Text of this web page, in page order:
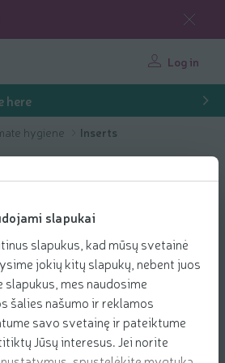
slapukai
slapukus, kad mūsų svetainė
jokių kitų slapukų, nebent juos
mes naudosime
šalies našumo ir reklamos
savo svetainę ir pateiktume
Jūsų interesus. Jei norite
Log in
here
hygiene Inserts